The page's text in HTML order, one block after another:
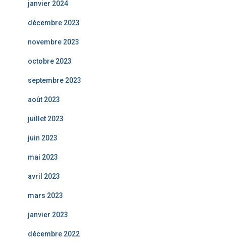
janvier 2024
décembre 2023
novembre 2023
octobre 2023
septembre 2023
août 2023
juillet 2023
juin 2023
mai 2023
avril 2023
mars 2023
janvier 2023
décembre 2022